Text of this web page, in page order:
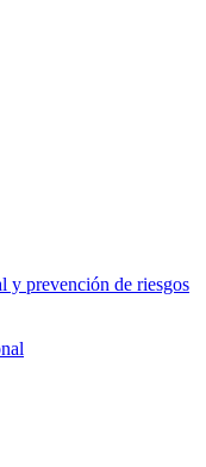
y prevención de riesgos